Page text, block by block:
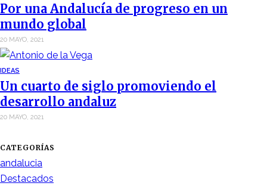
Por una Andalucía de progreso en un
mundo global
20 MAYO, 2021
IDEAS
Un cuarto de siglo promoviendo el
desarrollo andaluz
20 MAYO, 2021
CATEGORÍAS
andalucia
Destacados